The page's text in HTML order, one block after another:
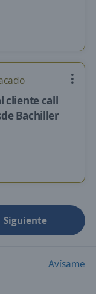
cliente call
Bachiller
Siguiente
Avísame